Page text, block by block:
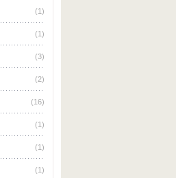
(1)
(1)
(3)
(2)
(16)
(1)
(1)
(1)